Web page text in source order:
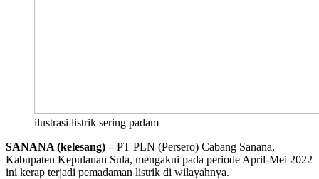
ilustrasi listrik sering padam
SANANA (kelesang) –PT PLN (Persero) Cabang Sanana,
Kabupaten Kepulauan Sula, mengakui pada periode April-Mei 2022
ini kerap terjadi pemadaman listrik di wilayahnya.